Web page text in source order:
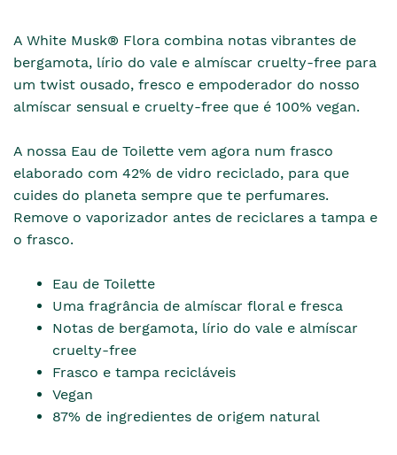
A White Musk® Flora combina notas vibrantes de
bergamota, lírio do vale e almíscar cruelty-free para
um twist ousado, fresco e empoderador do nosso
almíscar sensual e cruelty-free que é 100% vegan.
A nossa Eau de Toilette vem agora num frasco
elaborado com 42% de vidro reciclado, para que
cuides do planeta sempre que te perfumares.
Remove o vaporizador antes de reciclares a tampa e
o frasco.
Eau de Toilette
Uma fragrância de almíscar floral e fresca
Notas de bergamota, lírio do vale e almíscar
cruelty-free
Frasco e tampa recicláveis
Vegan
87% de ingredientes de origem natural